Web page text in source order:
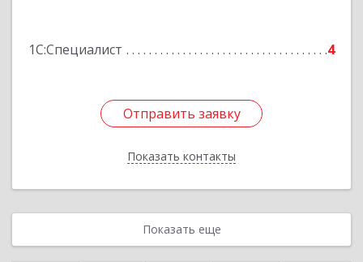
1С:Специалист 4
Отправить заявку
Показать контакты
Подробнее
Отправить заявку
Назад
Показать еще